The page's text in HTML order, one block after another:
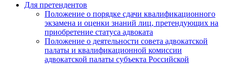
Для претендентов
Положение о порядке сдачи квалификационного
экзамена и оценки знаний лиц, претендующих на
приобретение статуса адвоката
Положение о деятельности совета адвокатской
палаты и квалификационной комиссии
адвокатской палаты субъекта Российской